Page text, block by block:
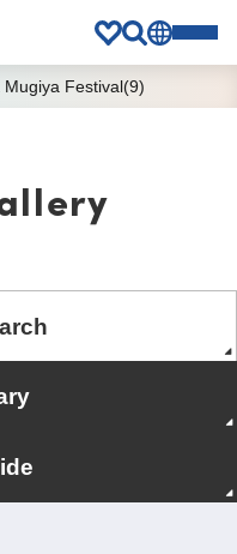
Mugiya Festival(9)